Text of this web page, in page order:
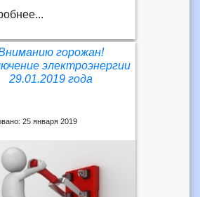
горожан!
электроэнергии
29.01.2019 года
25 января 2019